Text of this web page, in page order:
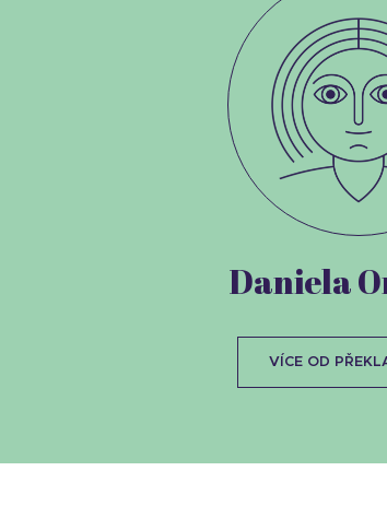
Daniela
VÍCE OD